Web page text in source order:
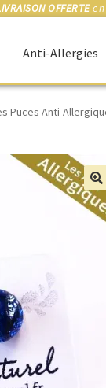
OFFERTEen
Anti-Allergies
Puces Anti-
🔍